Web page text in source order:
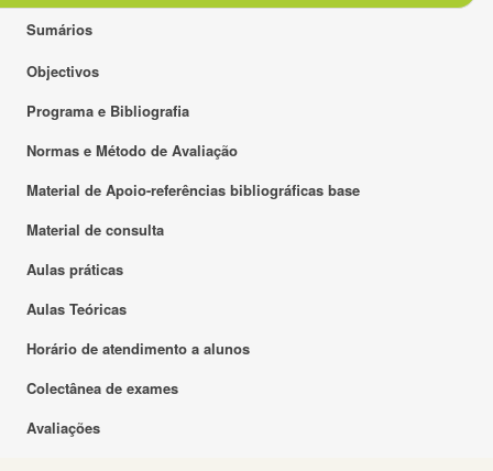
Sumários
Objectivos
Programa e Bibliografia
Normas e Método de Avaliação
Material de Apoio-referências bibliográficas base
Material de consulta
Aulas práticas
Aulas Teóricas
Horário de atendimento a alunos
Colectânea de exames
Avaliações